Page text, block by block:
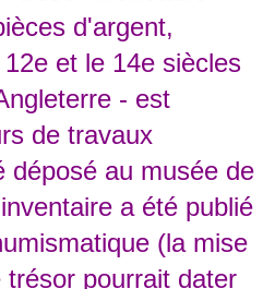
d'argent,
et le 14e siècles
- est
de travaux
déposé au musée de
a été publié
(la mise
pourrait dater